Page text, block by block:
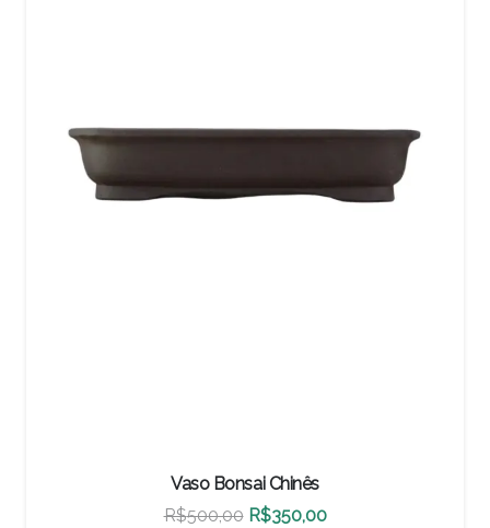
Vaso Bonsai Chinês
R$500,00 O
R$350,00O